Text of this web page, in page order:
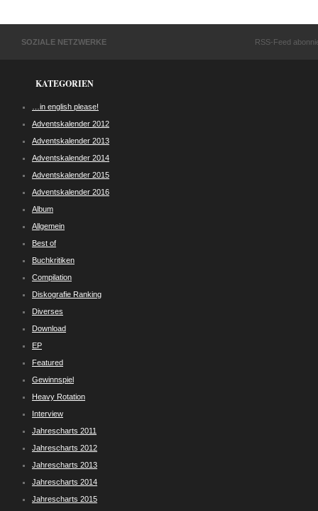
SOZIALE NETZWERKE RSS-Feed
KATEGORIEN
…in english please!
Adventskalender 2012
Adventskalender 2013
Adventskalender 2014
Adventskalender 2015
Adventskalender 2016
Album
Allgemein
Best of
Buchkritiken
Compilation
Diskografie Ranking
Diverses
Download
EP
Featured
Gewinnspiel
Heavy Rotation
Interview
Jahrescharts 2011
Jahrescharts 2012
Jahrescharts 2013
Jahrescharts 2014
Jahrescharts 2015